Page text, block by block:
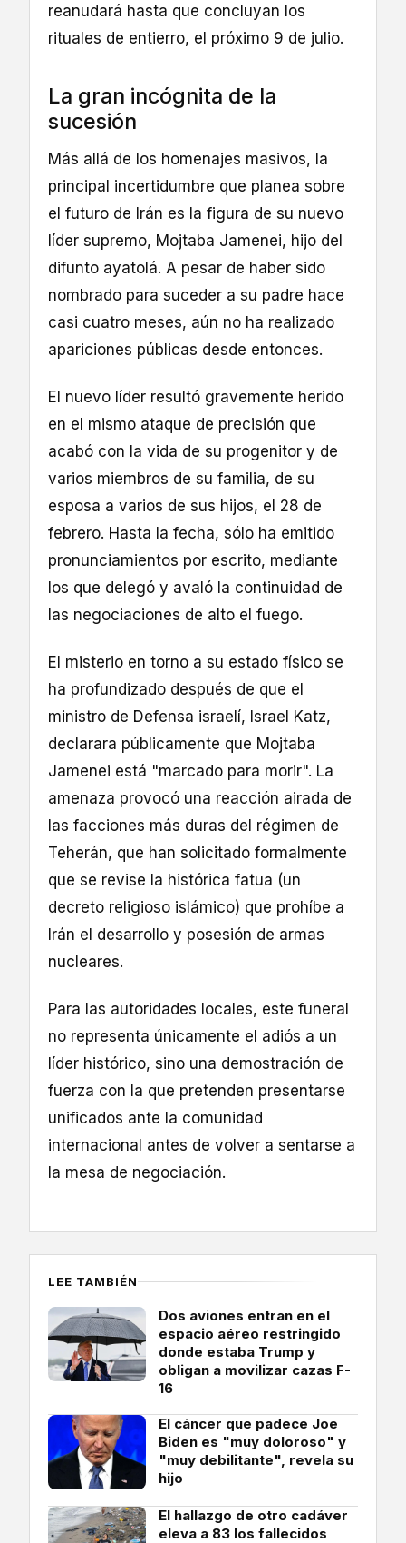
reanudará hasta que concluyan los
rituales de entierro, el próximo 9 de julio.
La gran incógnita de la
sucesión
Más allá de los homenajes masivos, la
principal incertidumbre que planea sobre
el futuro de Irán es la figura de su nuevo
líder supremo, Mojtaba Jamenei, hijo del
difunto ayatolá. A pesar de haber sido
nombrado para suceder a su padre hace
casi cuatro meses, aún no ha realizado
apariciones públicas desde entonces.
El nuevo líder resultó gravemente herido
en el mismo ataque de precisión que
acabó con la vida de su progenitor y de
varios miembros de su familia, de su
esposa a varios de sus hijos, el 28 de
febrero. Hasta la fecha, sólo ha emitido
pronunciamientos por escrito, mediante
los que delegó y avaló la continuidad de
las negociaciones de alto el fuego.
El misterio en torno a su estado físico se
ha profundizado después de que el
ministro de Defensa israelí, Israel Katz,
declarara públicamente que Mojtaba
Jamenei está "marcado para morir". La
amenaza provocó una reacción airada de
las facciones más duras del régimen de
Teherán, que han solicitado formalmente
que se revise la histórica fatua (un
decreto religioso islámico) que prohíbe a
Irán el desarrollo y posesión de armas
nucleares.
Para las autoridades locales, este funeral
no representa únicamente el adiós a un
líder histórico, sino una demostración de
fuerza con la que pretenden presentarse
unificados ante la comunidad
internacional antes de volver a sentarse a
la mesa de negociación.
LEE TAMBIÉN
Dos aviones entran en el
espacio aéreo restringido
donde estaba Trump y
obligan a movilizar cazas F-
16
El cáncer que padece Joe
Biden es "muy doloroso" y
"muy debilitante", revela su
hijo
El hallazgo de otro cadáver
eleva a 83 los fallecidos